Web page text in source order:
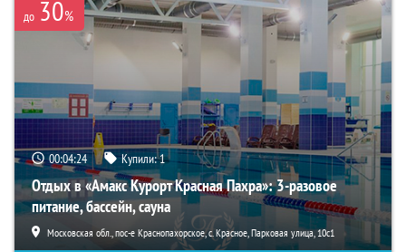
до 30%
00:04:23 Купили:1
Отдых в «Амакс Курорт ‎Красная Пахра»: 3-разовое
питание, бассейн, сауна
Московская обл., пос-е Краснопахорское, с. Красное, Парковая улица, 10с1